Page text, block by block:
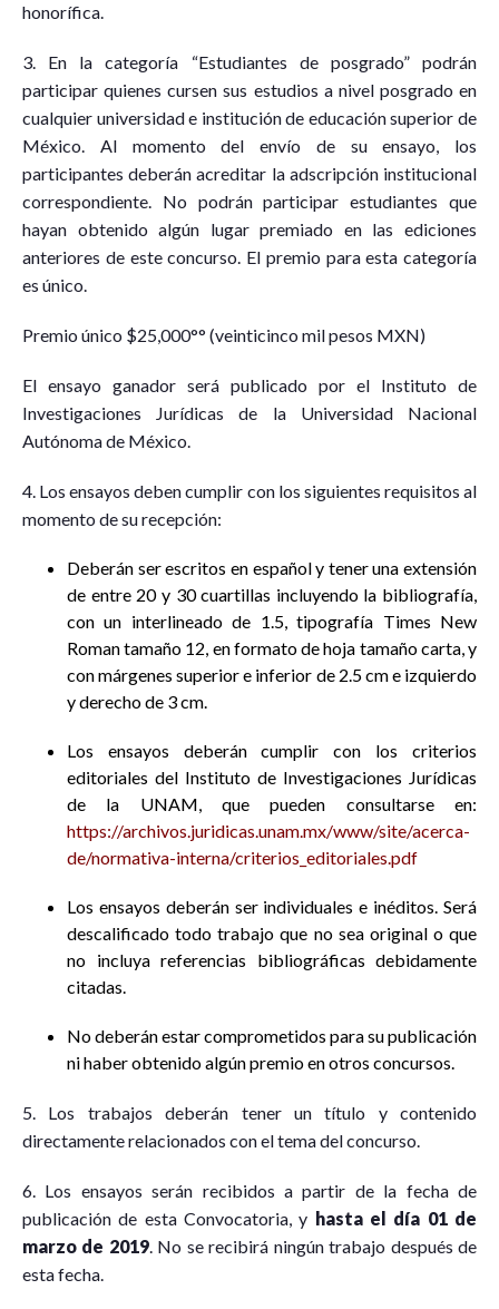
honorífica.
3. En la categoría “Estudiantes de posgrado” podrán
participar quienes cursen sus estudios a nivel posgrado en
cualquier universidad e institución de educación superior de
México. Al momento del envío de su ensayo, los
participantes deberán acreditar la adscripción institucional
correspondiente. No podrán participar estudiantes que
hayan obtenido algún lugar premiado en las ediciones
anteriores de este concurso. El premio para esta categoría
es único.
Premio único $25,000°° (veinticinco mil pesos MXN)
El ensayo ganador será publicado por el Instituto de
Investigaciones Jurídicas de la Universidad Nacional
Autónoma de México.
4. Los ensayos deben cumplir con los siguientes requisitos al
momento de su recepción:
Deberán ser escritos en español y tener una extensión
de entre 20 y 30 cuartillas incluyendo la bibliografía,
con un interlineado de 1.5, tipografía Times New
Roman tamaño 12, en formato de hoja tamaño carta, y
con márgenes superior e inferior de 2.5 cm e izquierdo
y derecho de 3 cm.
Los ensayos deberán cumplir con los criterios
editoriales del Instituto de Investigaciones Jurídicas
de la UNAM, que pueden consultarse en:
https://archivos.juridicas.unam.mx/www/site/acerca-
de/normativa-interna/criterios_editoriales.pdf
Los ensayos deberán ser individuales e inéditos. Será
descalificado todo trabajo que no sea original o que
no incluya referencias bibliográficas debidamente
citadas.
No deberán estar comprometidos para su publicación
ni haber obtenido algún premio en otros concursos.
5. Los trabajos deberán tener un título y contenido
directamente relacionados con el tema del concurso.
6. Los ensayos serán recibidos a partir de la fecha de
publicación de esta Convocatoria, y hasta el día 01 de
marzo de 2019. No se recibirá ningún trabajo después de
esta fecha.